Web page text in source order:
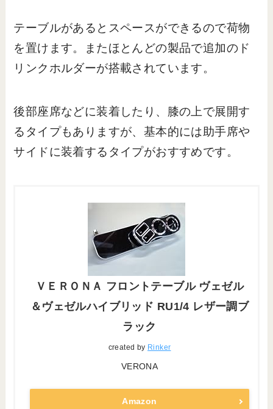
テーブルがあるとスペースができるので荷物
を置けます。またほとんどの製品で追加のド
リンクホルダーが搭載されています。
後部座席などに装着したり、膝の上で展開す
るタイプもありますが、基本的には助手席や
サイドに装着するタイプがおすすめです。
ＶＥＲＯＮＡ フロントテーブル ヴェゼル
＆ヴェゼルハイブリッド RU1/4 レザー調ブ
ラック
created by Rinker
VERONA
Amazon